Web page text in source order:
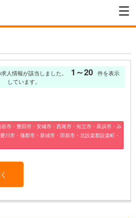
人情報が該当しました。 1～20 件を表示
しています。
谷市・豊田市・安城市・西尾市・知立市・高浜市・み
川市・蒲郡市・新城市・田原市・北設楽郡設楽町・